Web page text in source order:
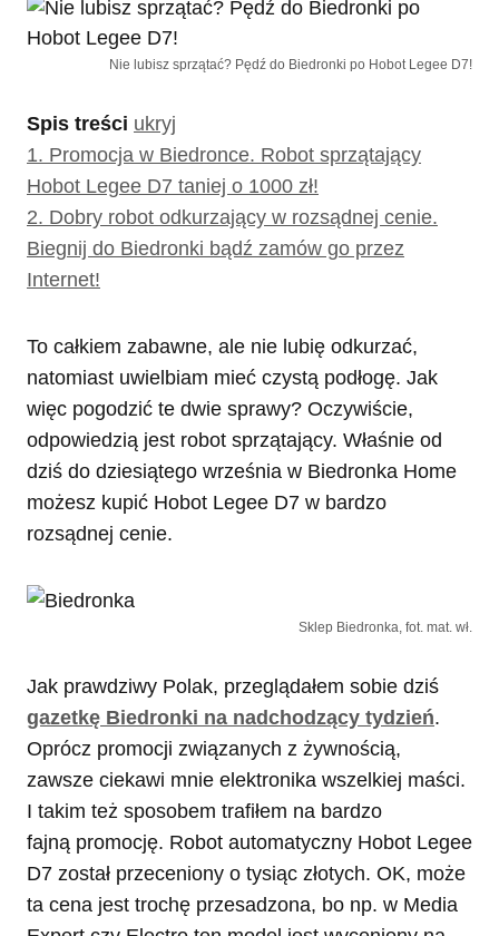
Nie lubisz sprzątać? Pędź do Biedronki po Hobot Legee D7!
Spis treści ukryj
1. Promocja w Biedronce. Robot sprzątający
Hobot Legee D7 taniej o 1000 zł!
2. Dobry robot odkurzający w rozsądnej cenie.
Biegnij do Biedronki bądź zamów go przez
Internet!
To całkiem zabawne, ale nie lubię odkurzać,
natomiast uwielbiam mieć czystą podłogę. Jak
więc pogodzić te dwie sprawy? Oczywiście,
odpowiedzią jest robot sprzątający. Właśnie od
dziś do dziesiątego września w Biedronka Home
możesz kupić Hobot Legee D7 w bardzo
rozsądnej cenie.
Sklep Biedronka, fot. mat. wł.
Jak prawdziwy Polak, przeglądałem sobie dziś
gazetkę Biedronki na nadchodzący tydzień.
Oprócz promocji związanych z żywnością,
zawsze ciekawi mnie elektronika wszelkiej maści.
I takim też sposobem trafiłem na bardzo
fajną promocję. Robot automatyczny Hobot Legee
D7 został przeceniony o tysiąc złotych. OK, może
ta cena jest trochę przesadzona, bo np. w Media